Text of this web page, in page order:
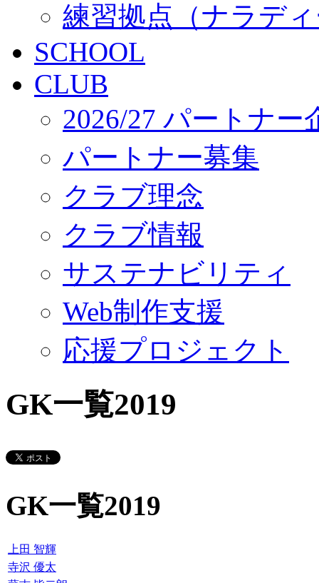
練習拠点（ナラデ
SCHOOL
CLUB
2026/27 パートナー
パートナー募集
クラブ理念
クラブ情報
サステナビリティ
Web制作支援
応援プロジェクト
GK一覧2019
GK一覧2019
上田 智輝
寺沢 優太